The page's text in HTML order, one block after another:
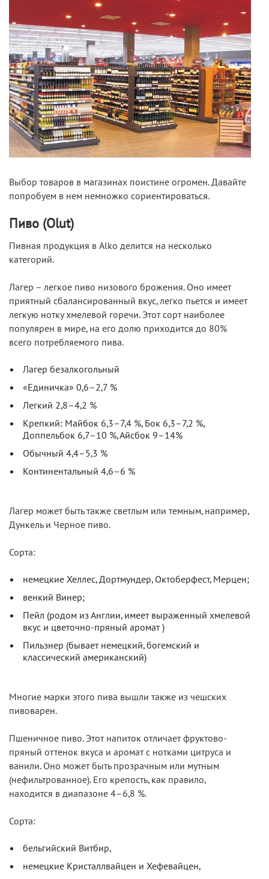
Выбор товаров в магазинах поистине огромен. Давайте
попробуем в нем немножко сориентироваться.
Пиво (Olut)
Пивная продукция в Alko делится на несколько
категорий.
Лагер – легкое пиво низового брожения. Оно имеет
приятный сбалансированный вкус, легко пьется и имеет
легкую нотку хмелевой горечи. Этот сорт наиболее
популярен в мире, на его долю приходится до 80%
всего потребляемого пива.
Лагер безалкогольный
«Единичка» 0,6–2,7 %
Легкий 2,8–4,2 %
Крепкий: Майбок 6,3–7,4 %, Бок 6,3–7,2 %,
Доппельбок 6,7–10 %, Айсбок 9–14%
Обычный 4,4–5,3 %
Континентальный 4,6–6 %
Лагер может быть также светлым или темным, например,
Дункель и Черное пиво.
Сорта:
немецкие Хеллес, Дортмундер, Октоберфест, Мерцен;
венкий Винер;
Пейл (родом из Англии, имеет выраженный хмелевой
вкус и цветочно-пряный аромат )
Пильзнер (бывает немецкий, богемский и
классический американский)
Многие марки этого пива вышли также из чешских
пивоварен.
Пшеничное пиво. Этот напиток отличает фруктово-
пряный оттенок вкуса и аромат с нотками цитруса и
ванили. Оно может быть прозрачным или мутным
(нефильтрованное). Его крепость, как правило,
находится в диапазоне 4–6,8 %.
Сорта:
бельгийский Витбир,
немецкие Кристаллвайцен и Хефевайцен,